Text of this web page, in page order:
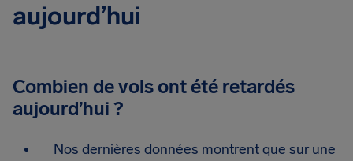
aujourd’hui
Combien de vols ont été retardés
aujourd’hui ?
Nos dernières données montrent que sur une